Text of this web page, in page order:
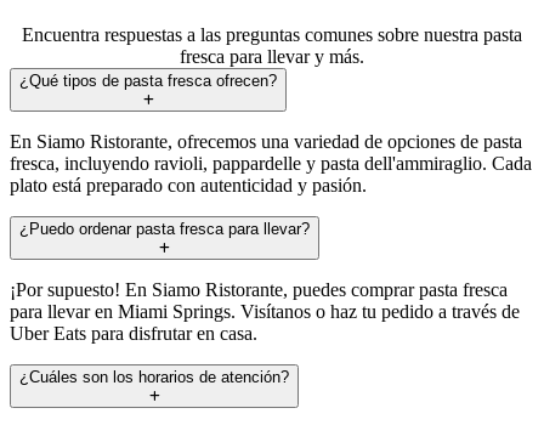
Encuentra respuestas a las preguntas comunes sobre nuestra pasta
fresca para llevar y más.
¿Qué tipos de pasta fresca ofrecen?
En Siamo Ristorante, ofrecemos una variedad de opciones de pasta
fresca, incluyendo ravioli, pappardelle y pasta dell'ammiraglio. Cada
plato está preparado con autenticidad y pasión.
¿Puedo ordenar pasta fresca para llevar?
¡Por supuesto! En Siamo Ristorante, puedes comprar pasta fresca
para llevar en Miami Springs. Visítanos o haz tu pedido a través de
Uber Eats para disfrutar en casa.
¿Cuáles son los horarios de atención?